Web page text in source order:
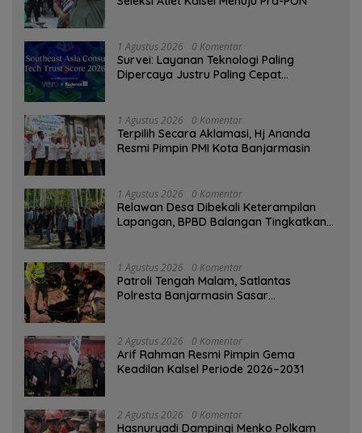
1 Agustus 2026 0 Komentar
Survei: Layanan Teknologi Paling
Dipercaya Justru Paling Cepat
1 Agustus 2026 0 Komentar
‎Terpilih Secara Aklamasi, Hj Ananda
Resmi Pimpin PMI Kota Banjarmasin
1 Agustus 2026 0 Komentar
Relawan Desa Dibekali Keterampilan
Lapangan, BPBD Balangan Tingkatkan
1 Agustus 2026 0 Komentar
Patroli Tengah Malam, Satlantas
Polresta Banjarmasin Sasar
2 Agustus 2026 0 Komentar
Arif Rahman Resmi Pimpin Gema
Keadilan Kalsel Periode 2026–2031
2 Agustus 2026 0 Komentar
Hasnuryadi Dampingi Menko Polkam